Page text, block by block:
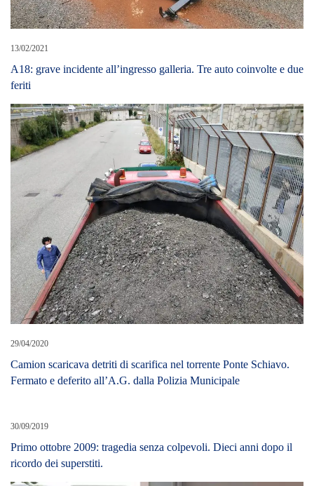
13/02/2021
A18: grave incidente all’ingresso galleria. Tre auto coinvolte e due
feriti
29/04/2020
Camion scaricava detriti di scarifica nel torrente Ponte Schiavo.
Fermato e deferito all’A.G. dalla Polizia Municipale
30/09/2019
Primo ottobre 2009: tragedia senza colpevoli. Dieci anni dopo il
ricordo dei superstiti.